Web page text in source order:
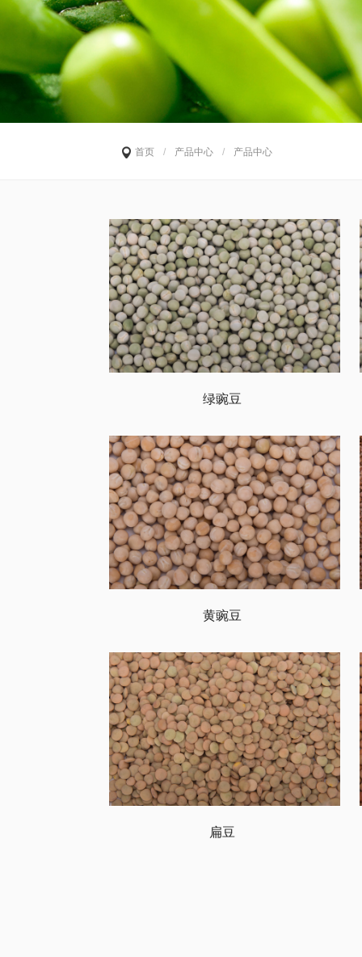
首页 / 产品中心 / 产品中心
绿豌豆
黄豌豆
扁豆